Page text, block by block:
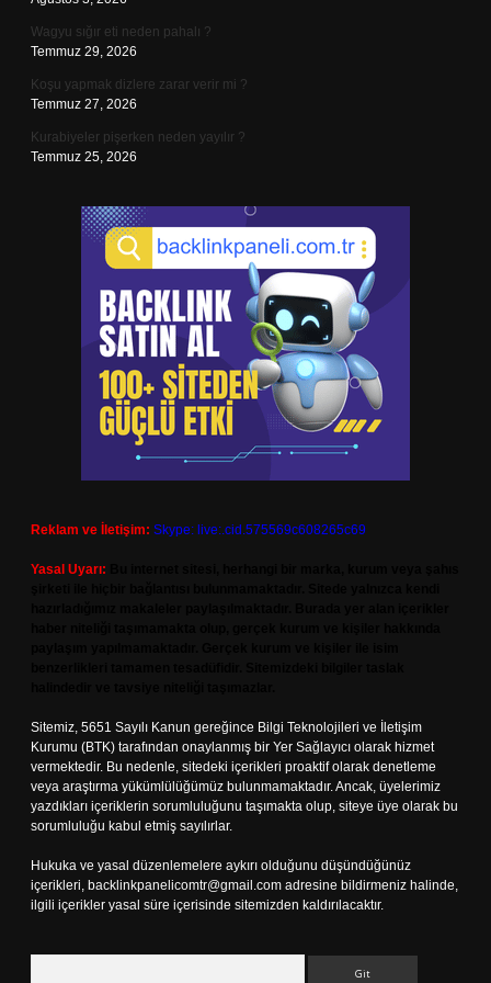
Wagyu sığır eti neden pahalı ?
Temmuz 29, 2026
Koşu yapmak dizlere zarar verir mi ?
Temmuz 27, 2026
Kurabiyeler pişerken neden yayılır ?
Temmuz 25, 2026
Reklam ve İletişim: Skype: live:.cid.575569c608265c69
Yasal Uyarı:
Sitemiz, 5651 Sayılı Kanun gereğince Bilgi Teknolojileri ve İletişim
Kurumu (BTK) tarafından onaylanmış bir Yer Sağlayıcı olarak hizmet
vermektedir. Bu nedenle, sitedeki içerikleri proaktif olarak denetleme
veya araştırma yükümlülüğümüz bulunmamaktadır. Ancak, üyelerimiz
yazdıkları içeriklerin sorumluluğunu taşımakta olup, siteye üye olarak bu
sorumluluğu kabul etmiş sayılırlar.
Hukuka ve yasal düzenlemelere aykırı olduğunu düşündüğünüz
içerikleri, backlinkpanelicomtr@gmail.com adresine bildirmeniz halinde,
ilgili içerikler yasal süre içerisinde sitemizden kaldırılacaktır.